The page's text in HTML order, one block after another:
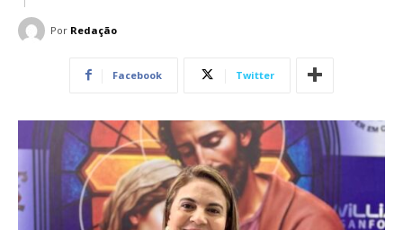
Por Redação
Facebook Twitter